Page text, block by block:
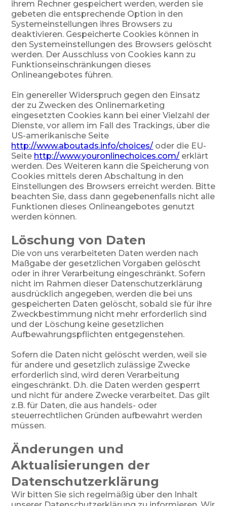
ihrem Rechner gespeichert werden, werden sie
gebeten die entsprechende Option in den
Systemeinstellungen ihres Browsers zu
deaktivieren. Gespeicherte Cookies können in
den Systemeinstellungen des Browsers gelöscht
werden. Der Ausschluss von Cookies kann zu
Funktionseinschränkungen dieses
Onlineangebotes führen.
Ein genereller Widerspruch gegen den Einsatz
der zu Zwecken des Onlinemarketing
eingesetzten Cookies kann bei einer Vielzahl der
Dienste, vor allem im Fall des Trackings, über die
US-amerikanische Seite
http://www.aboutads.info/choices/ oder die EU-
Seite http://www.youronlinechoices.com/ erklärt
werden. Des Weiteren kann die Speicherung von
Cookies mittels deren Abschaltung in den
Einstellungen des Browsers erreicht werden. Bitte
beachten Sie, dass dann gegebenenfalls nicht alle
Funktionen dieses Onlineangebotes genutzt
werden können.
Löschung von Daten
Die von uns verarbeiteten Daten werden nach
Maßgabe der gesetzlichen Vorgaben gelöscht
oder in ihrer Verarbeitung eingeschränkt. Sofern
nicht im Rahmen dieser Datenschutzerklärung
ausdrücklich angegeben, werden die bei uns
gespeicherten Daten gelöscht, sobald sie für ihre
Zweckbestimmung nicht mehr erforderlich sind
und der Löschung keine gesetzlichen
Aufbewahrungspflichten entgegenstehen.
Sofern die Daten nicht gelöscht werden, weil sie
für andere und gesetzlich zulässige Zwecke
erforderlich sind, wird deren Verarbeitung
eingeschränkt. D.h. die Daten werden gesperrt
und nicht für andere Zwecke verarbeitet. Das gilt
z.B. für Daten, die aus handels- oder
steuerrechtlichen Gründen aufbewahrt werden
müssen.
Änderungen und
Aktualisierungen der
Datenschutzerklärung
Wir bitten Sie sich regelmäßig über den Inhalt